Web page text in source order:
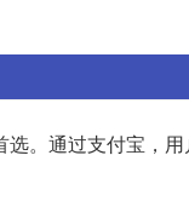
。通过支付宝，